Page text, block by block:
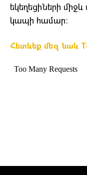
եկեղեցիների
կապի համար։
Հետևեք մեզ նաև